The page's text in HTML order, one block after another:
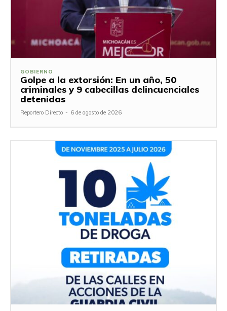
GOBIERNO
Golpe a la extorsión: En un año, 50
criminales y 9 cabecillas delincuenciales
detenidas
Reportero Directo - 6 de agosto de 2026